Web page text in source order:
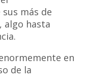
más de
algo hasta
en
de la